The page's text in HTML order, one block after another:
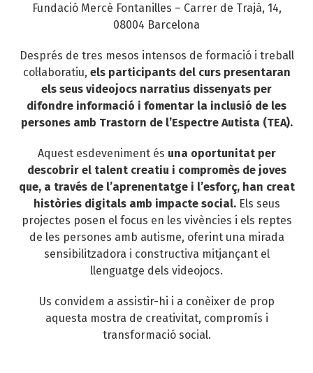
Fundació Mercè Fontanilles – Carrer de Trajà, 14,
08004 Barcelona
Després de tres mesos intensos de formació i treball
col·laboratiu, els participants del curs presentaran
els seus videojocs narratius dissenyats per
difondre informació i fomentar la inclusió de les
persones amb Trastorn de l’Espectre Autista (TEA).
Aquest esdeveniment és una oportunitat per
descobrir el talent creatiu i compromès de joves
que, a través de l’aprenentatge i l’esforç, han creat
històries digitals amb impacte social.Els seus
projectes posen el focus en les vivències i els reptes
de les persones amb autisme, oferint una mirada
sensibilitzadora i constructiva mitjançant el
llenguatge dels videojocs.
Us convidem a assistir-hi i a conèixer de prop
aquesta mostra de creativitat, compromís i
transformació social.